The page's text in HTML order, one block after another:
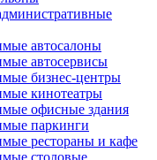
автосалоны
автосервисы
бизнес-центры
кинотеатры
офисные здания
паркинги
рестораны и кафе
столовые